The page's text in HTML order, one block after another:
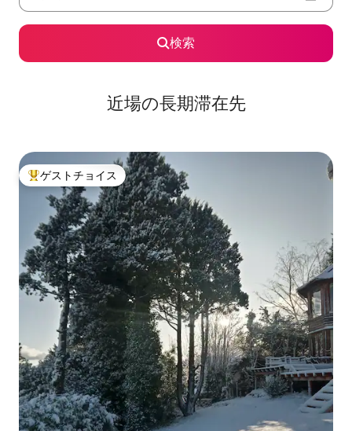
検索
近場の長期滞在先
大好評のゲストチョイスです。
ゲストチョイス